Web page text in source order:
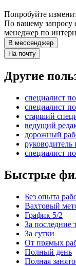
Попробуйте
По вашему запросу
менеджер по
В мессенджер
На почту
Другие
специалист
специалист
старший
ведущий
дорожный
руководитель
специалист
Быстрые
Без опыта
Вахтовый
График 5/2
За последние
За сутки
От прямых
Полный день
Полная